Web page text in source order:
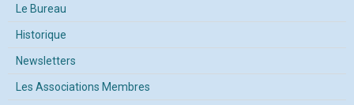
Le Bureau
Historique
Newsletters
Les Associations Membres